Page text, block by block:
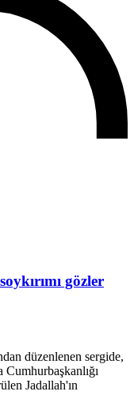
gözler
düzenlenen sergide,
Cumhurbaşkanlığı
Jadallah'ın